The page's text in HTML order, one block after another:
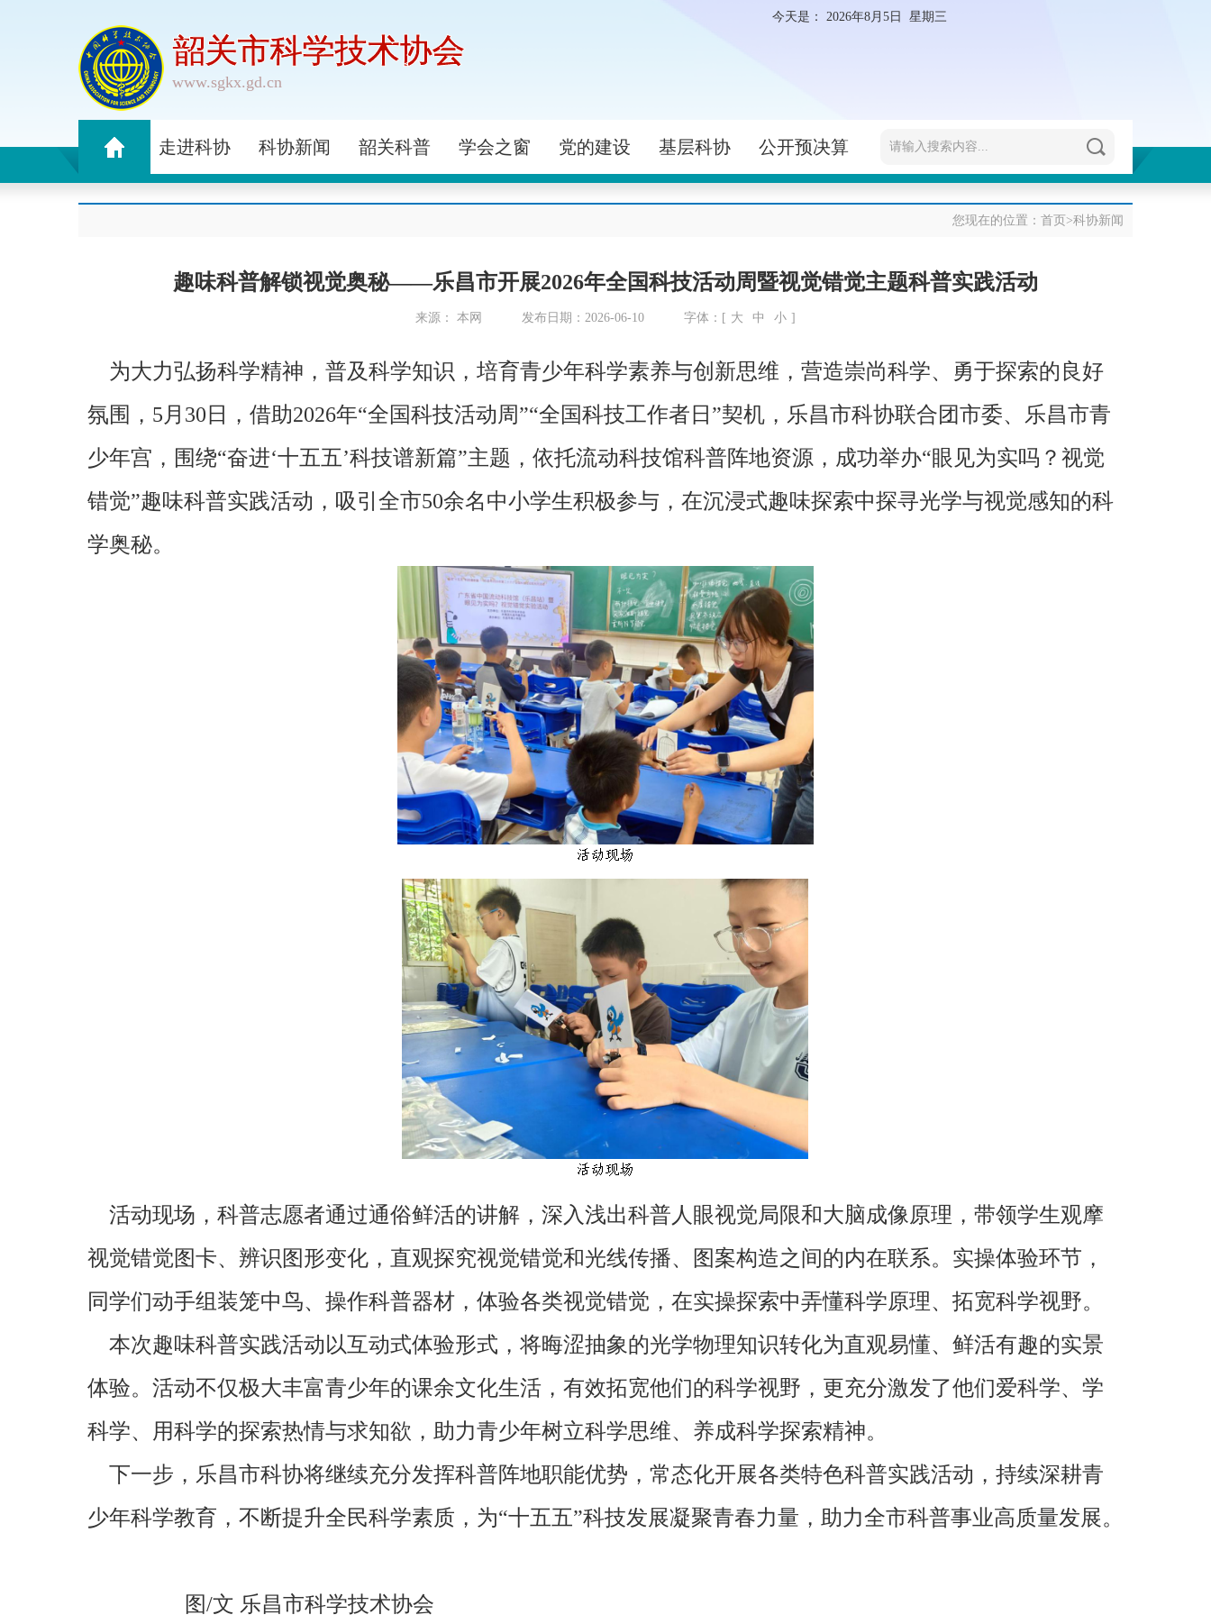
今天是： 2026年8月5日 星期三
韶关市科学技术协会
www.sgkx.gd.cn
走进科协 科协新闻 韶关科普 学会之窗 党的建设 基层科协 公开预决算
您现在的位置： 首页 >科协新闻
趣味科普解锁视觉奥秘——乐昌市开展2026年全国科技活动周暨视觉错觉主题科普实践活动
来源： 本网 发布日期：2026-06-10 字体：[ 大 中 小 ]
为大力弘扬科学精神，普及科学知识，培育青少年科学素养与创新思维，营造崇尚科学、勇于探索的良好
氛围，5月30日，借助2026年“全国科技活动周”“全国科技工作者日”契机，乐昌市科协联合团市委、乐昌市青
少年宫，围绕“奋进‘十五五’科技谱新篇”主题，依托流动科技馆科普阵地资源，成功举办“眼见为实吗？视觉
错觉”趣味科普实践活动，吸引全市50余名中小学生积极参与，在沉浸式趣味探索中探寻光学与视觉感知的科
学奥秘。
活动现场，科普志愿者通过通俗鲜活的讲解，深入浅出科普人眼视觉局限和大脑成像原理，带领学生观摩
视觉错觉图卡、辨识图形变化，直观探究视觉错觉和光线传播、图案构造之间的内在联系。实操体验环节，
同学们动手组装笼中鸟、操作科普器材，体验各类视觉错觉，在实操探索中弄懂科学原理、拓宽科学视野。
本次趣味科普实践活动以互动式体验形式，将晦涩抽象的光学物理知识转化为直观易懂、鲜活有趣的实景
体验。活动不仅极大丰富青少年的课余文化生活，有效拓宽他们的科学视野，更充分激发了他们爱科学、学
科学、用科学的探索热情与求知欲，助力青少年树立科学思维、养成科学探索精神。
下一步，乐昌市科协将继续充分发挥科普阵地职能优势，常态化开展各类特色科普实践活动，持续深耕青
少年科学教育，不断提升全民科学素质，为“十五五”科技发展凝聚青春力量，助力全市科普事业高质量发展。
图/文 乐昌市科学技术协会